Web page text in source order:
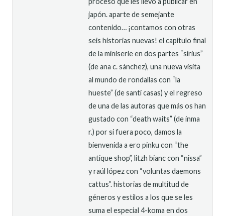
japón. aparte de semejante
contenido… ¡contamos con otras
seis historias nuevas! el capítulo final
de la miniserie en dos partes “sirius”
(de ana c. sánchez), una nueva visita
al mundo de rondallas con “la
hueste” (de santi casas) y el regreso
de una de las autoras que más os han
gustado con “death waits” (de inma
r.) por si fuera poco, damos la
bienvenida a ero pinku con “the
antique shop”, litzh bianc con “nissa”
y raúl lópez con “voluntas daemons
cattus”. historias de multitud de
géneros y estilos a los que se les
suma el especial 4-koma en dos